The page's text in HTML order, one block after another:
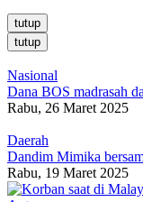
tutup
tutup
Nasional
Dana BOS madrasah
Rabu, 26 Maret 2025
Daerah
Dandim Mimika
Rabu, 19 Maret 2025